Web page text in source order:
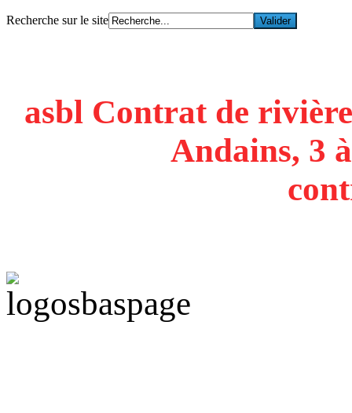
Recherche sur le site
asbl Contrat de
Andains, 3